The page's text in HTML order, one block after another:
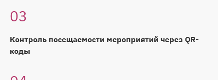
03
Контроль посещаемости мероприятий через QR-
коды